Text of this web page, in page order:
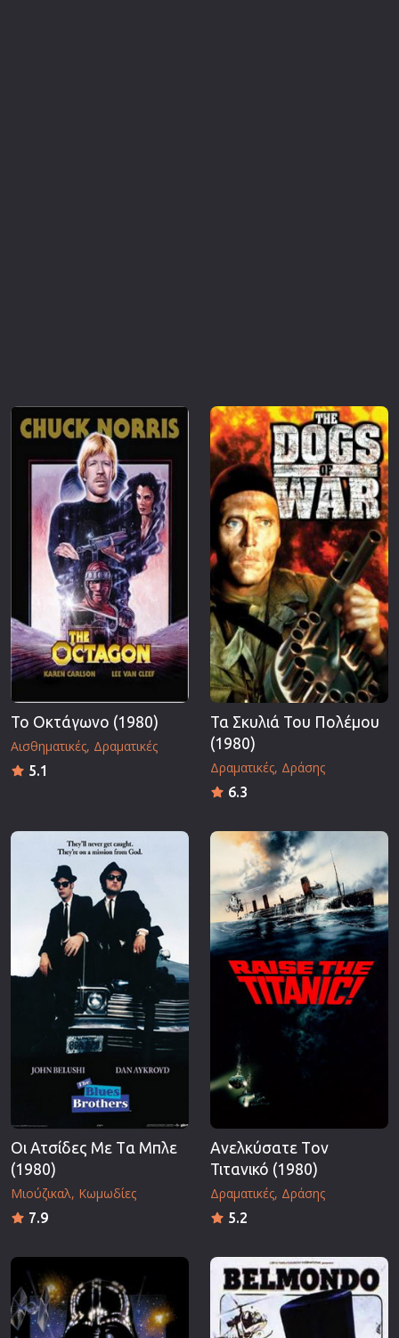
Το Οκτάγωνο (1980)
Αισθηματικές Δραματικές
5.1
Τα Σκυλιά Του Πολέμου
(1980)
Δραματικές Δράσης
6.3
Οι Ατσίδες Mε Tα Μπλε
(1980)
Μιούζικαλ Κωμωδίες
7.9
Ανελκύσατε Tον
Τιτανικό (1980)
Δραματικές Δράσης
5.2